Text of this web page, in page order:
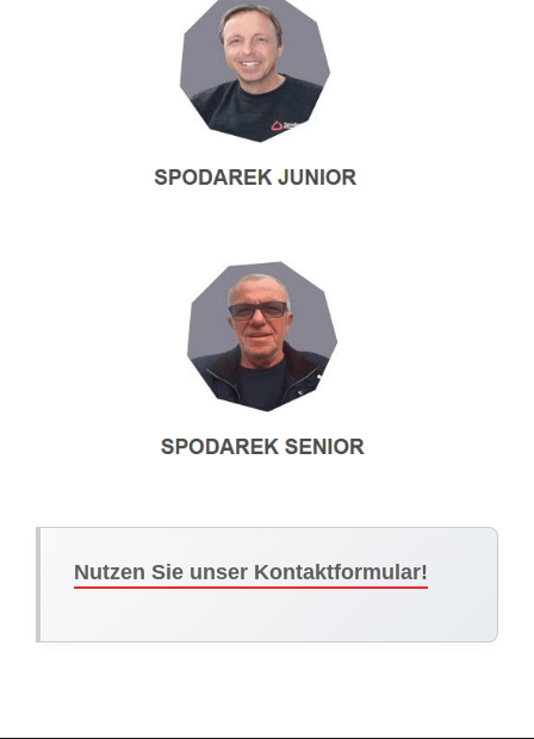
Nutzen Sie unser Kontaktformular!